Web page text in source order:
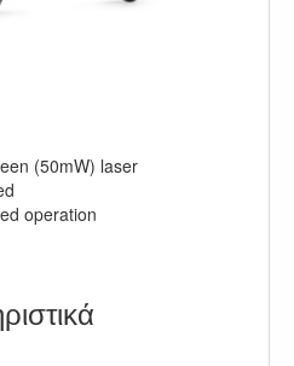
(50mW) laser
operation